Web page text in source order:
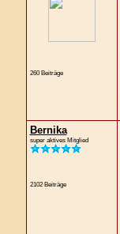
260 Beiträge
Bernika
super aktives Mitglied
2102 Beiträge